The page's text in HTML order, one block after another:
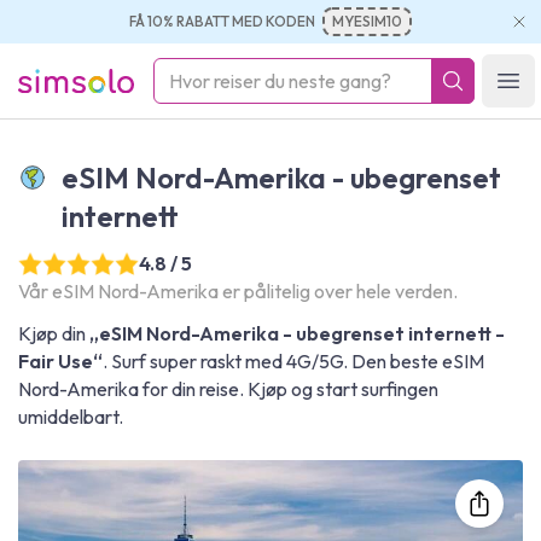
FÅ 10% RABATT MED KODEN MYESIM10
simsolo
eSIM Nord-Amerika - ubegrenset
internett
4.8 / 5
Vår eSIM Nord-Amerika er pålitelig over hele verden.
Kjøp din „eSIM Nord-Amerika - ubegrenset internett -
Fair Use“. Surf super raskt med 4G/5G. Den beste eSIM
Nord-Amerika for din reise. Kjøp og start surfingen
umiddelbart.